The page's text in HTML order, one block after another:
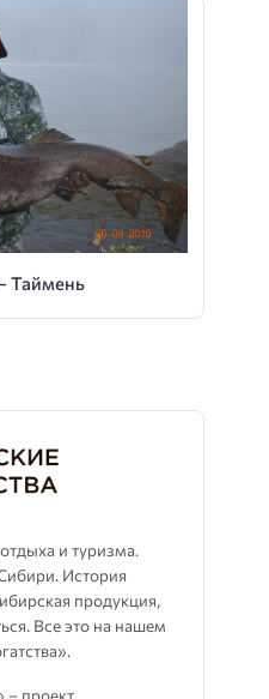
Таймень
и туризма.
История
продукция,
Все это на нашем
– проект,